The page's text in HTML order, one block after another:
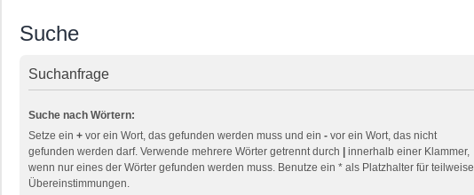
Suche
Suchanfrage
Suche nach Wörtern:
Setze ein + vor ein Wort, das gefunden werden muss und ein - vor ein Wort, das nicht
gefunden werden darf. Verwende mehrere Wörter getrennt durch
innerhalb einer Klammer,
wenn nur eines der Wörter gefunden werden muss. Benutze ein * als Platzhalter für teilweise
Übereinstimmungen.